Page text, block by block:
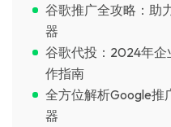
谷歌推广全攻略：助
器
谷歌代投：2024年
作指南
全方位解析Google推
器